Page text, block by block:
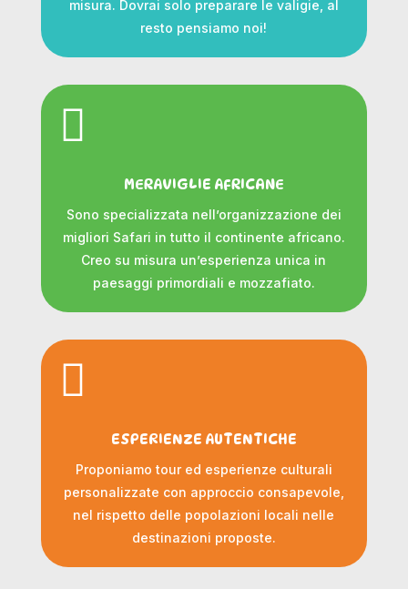
misura. Dovrai solo preparare le valigie, al
resto pensiamo noi!

MERAVIGLIE AFRICANE
Sono specializzata nell’organizzazione dei
migliori Safari in tutto il continente africano.
Creo su misura un’esperienza unica in
paesaggi primordiali e mozzafiato.

ESPERIENZE AUTENTICHE
Proponiamo tour ed esperienze culturali
personalizzate con approccio consapevole,
nel rispetto delle popolazioni locali nelle
destinazioni proposte.